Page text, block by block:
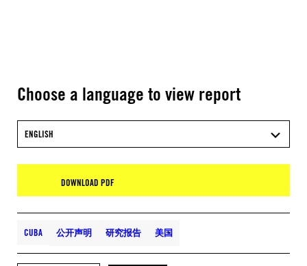
Choose a language to view report
ENGLISH
DOWNLOAD PDF
CUBA 公开声明 研究报告 美国